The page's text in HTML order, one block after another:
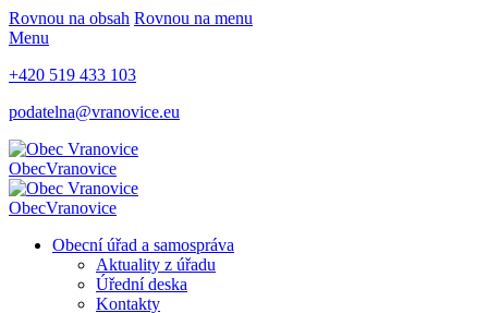
Rovnou na obsah Rovnou na menu
Menu
+420 519 433 103
podatelna@vranovice.eu
ObecVranovice
ObecVranovice
Obecní úřad a samospráva
Aktuality z úřadu
Úřední deska
Kontakty